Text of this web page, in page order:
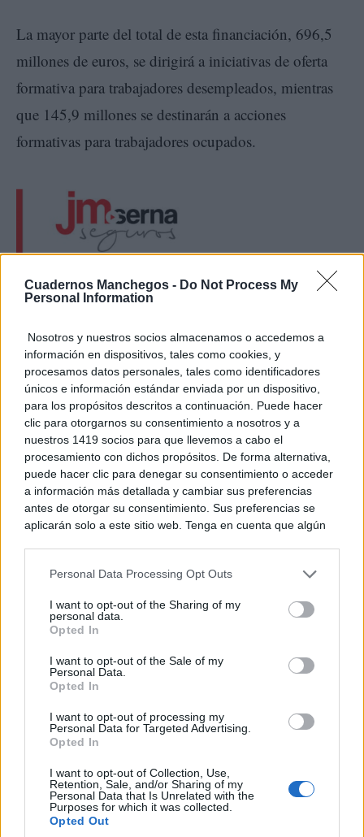
Cuadernos Manchegos - Do Not Process My
Personal Information
Nosotros y nuestros socios almacenamos o accedemos a
información en dispositivos, tales como cookies, y
procesamos datos personales, tales como identificadores
únicos e información estándar enviada por un dispositivo,
para los propósitos descritos a continuación. Puede hacer
clic para otorgarnos su consentimiento a nosotros y a
nuestros 1419 socios para que llevemos a cabo el
procesamiento con dichos propósitos. De forma alternativa,
puede hacer clic para denegar su consentimiento o acceder
a información más detallada y cambiar sus preferencias
antes de otorgar su consentimiento. Sus preferencias se
aplicarán solo a este sitio web. Tenga en cuenta que algún
rechazar tal procesamiento. Puede cambiar sus preferencias
a este sitio y haciendo clic en el botón "Privacidad" en la
parte inferior de la página web.
Please note that this website/app uses one or more Google
services and may gather and store information including but
not limited to your visit or usage behaviour. You may click to
use your data for below specified purposes in below Google
consent section.
Personal Data Processing Opt Outs
I want to opt-out of the Sharing of my
personal data.
Opted In
I want to opt-out of the Sale of my
Personal Data.
Opted In
I want to opt-out of processing my
Personal Data for Targeted Advertising.
Opted In
I want to opt-out of Collection, Use,
Retention, Sale, and/or Sharing of my
Personal Data that Is Unrelated with the
Purposes for which it was collected.
Opted Out
La mayor parte del total de esta financiación, 696,5
millones de euros, se dirigirá a iniciativas de oferta
formativa para trabajadores desempleados, mientras
que 145,9 millones se destinarán a acciones
formativas para trabajadores ocupados.
actuaciones extraordinarias del sistema de Formación
Profesional para el empleo impartidas a través de la
red pública de centros de formación. Estas
actuaciones favorecerán la cualificación,
recualificación y el desarrollo de itinerarios
formativos a lo largo de toda la vida.
El reparto, como en el resto de los programas, se
realizará conforme a los criterios acordados por la
Conferencia Sectorial. Desde 2021, el Gobierno ha
transferido a las comunidades más de 4.000 millones
de euros para este tipo de acciones.
TE RECOMENDAMOS